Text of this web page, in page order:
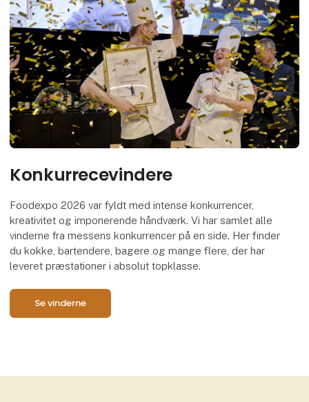
Konkurrecevindere
Foodexpo 2026 var fyldt med intense konkurrencer,
kreativitet og imponerende håndværk. Vi har samlet alle
vinderne fra messens konkurrencer på en side. Her finder
du kokke, bartendere, bagere og mange flere, der har
leveret præstationer i absolut topklasse.
Se vinderne